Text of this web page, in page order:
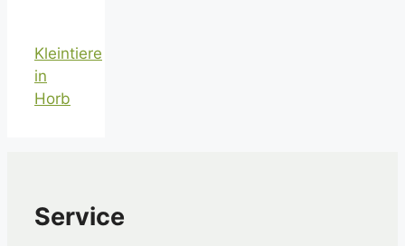
Kleintiere
in
Horb
Service